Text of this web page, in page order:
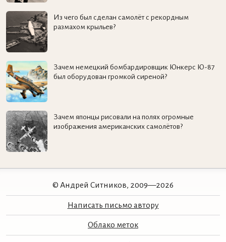
Из чего был сделан самолёт с рекордным
размахом крыльев?
Зачем немецкий бомбардировщик Юнкерс Ю-87
был оборудован громкой сиреной?
Зачем японцы рисовали на полях огромные
изображения американских самолётов?
© Андрей Ситников, 2009—2026
Написать письмо автору
Облако меток